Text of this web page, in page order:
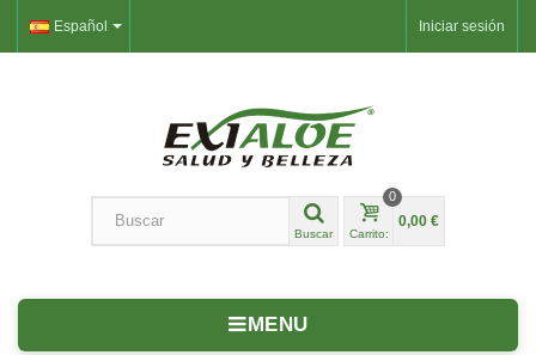
Iniciar sesión
Español
Buscar Carrito:
0
0,00 €
MENU